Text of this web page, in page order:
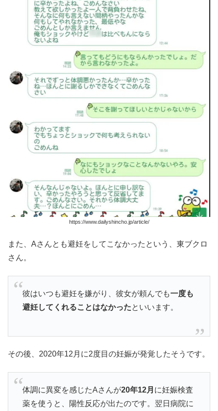
https://www.dailyshincho.jp/article/
また、Aさんとも避妊をしてこなかったという、東ブクロ
さん。
彼はいつも避妊を嫌がり、彼女が頼んでも一度も
避妊してくれることはなかったといいます。
その後、2020年12月に2度目の妊娠が発覚したそうです。
体調に異変を感じたAさんが20年12月 に妊娠検査
薬を使うと、陽性反応が出たのです。翌日病院に